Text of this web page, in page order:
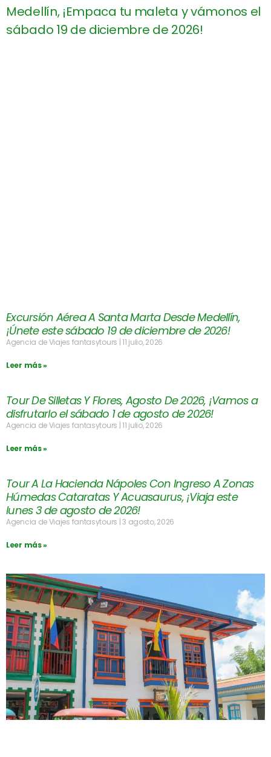
Excursión Aérea A Santa Marta Desde Medellín,
¡Únete este sábado 19 de diciembre de 2026!
Agencia de Viajes fantasytours 11 julio, 2026
Leer más »
Tour De Silletas Y Flores, Agosto De 2026, ¡Vamos a
disfrutarlo el sábado 1 de agosto de 2026!
Agencia de Viajes fantasytours 11 julio, 2026
Leer más »
Tour A La Hacienda Nápoles Con Ingreso A Zonas
Húmedas Cataratas Y Acuasaurus, ¡Viaja este
lunes 3 de agosto de 2026!
Agencia de Viajes fantasytours 3 agosto, 2026
Leer más »